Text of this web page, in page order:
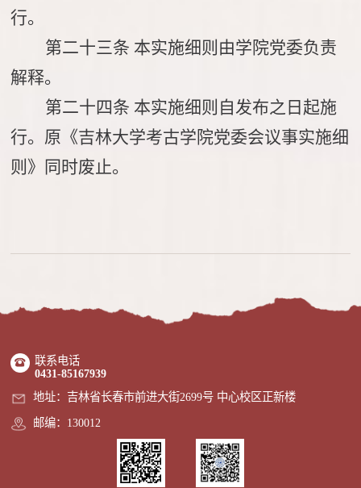
行。
第二十三条 本实施细则由学院党委负责
解释。
第二十四条 本实施细则自发布之日起施
行。原《吉林大学考古学院党委会议事实施细
则》同时废止。
联系电话
0431-85167939
地址：吉林省长春市前进大街2699号 中心校区正新楼
邮编：130012